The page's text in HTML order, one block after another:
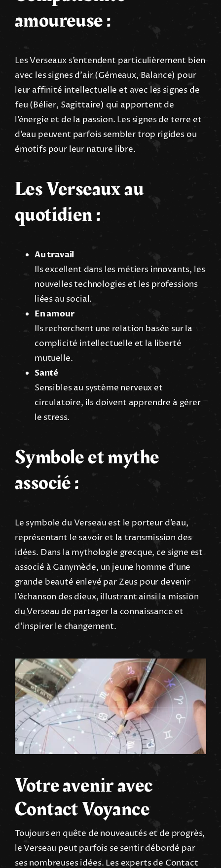
amoureuse :
Les Verseaux s’entendent particulièrement bien
avec les signes d’air (Gémeaux, Balance) pour
leur affinité intellectuelle et avec les signes de
feu (Bélier, Sagittaire) qui apportent de
l’énergie et de la passion. Les signes de terre et
d’eau peuvent parfois sembler trop rigides ou
émotifs pour leur nature libre.
Les Verseaux au
quotidien :
Au travail
Ils excellent dans les métiers innovants, les
nouvelles technologies et les professions
liées au social.
En amour
Ils recherchent une relation basée sur la
complicité intellectuelle et la liberté
mutuelle.
Santé
Sensibles au système nerveux et
circulatoire, ils doivent apprendre à gérer
le stress.
Symbole et mythe
associé :
Le symbole du Verseau est le porteur d’eau,
représentant le savoir et la transmission des
idées. Dans la mythologie grecque, ce signe est
associé à Ganymède, un jeune homme d’une
grande beauté enlevé par Zeus pour devenir
l’échanson des dieux, illustrant ainsi la mission
du Verseau de partager la connaissance et
d’inspirer le changement.
Votre avenir avec
Contact Voyance
Toujours en quête de nouveautés et de progrès,
le Verseau peut parfois se sentir débordé par
ses nombreuses idées. Les experts de Contact